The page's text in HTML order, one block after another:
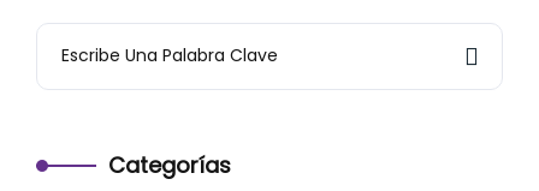
Categorías